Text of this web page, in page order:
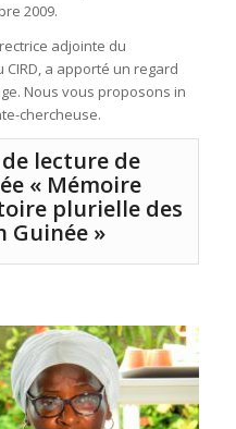
2009.
adjointe du
a apporté un regard
Nous vous proposons in
chercheuse.
lecture de
« Mémoire
plurielle des
Guinée »